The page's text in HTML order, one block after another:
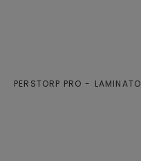
PERSTORP PRO LAMINATO